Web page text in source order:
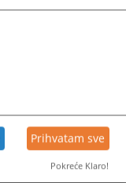
Prihvatam sve
Pokreće Klaro!